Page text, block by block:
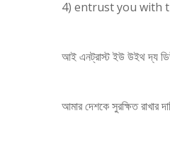
4) entrust you with
আই এনট্রাস্ট ইউ উইথ দ্য
আমার দেশকে সুরক্ষিত রাখার